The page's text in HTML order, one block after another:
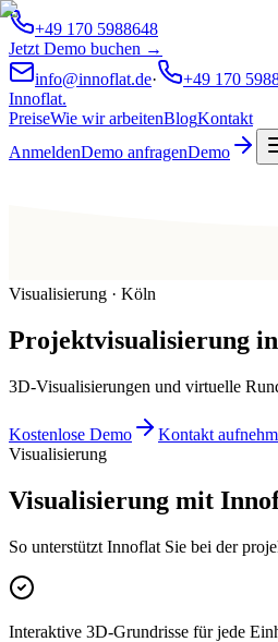
+49 170 5988648
Jetzt Demo buchen →
info@innoflat.de·
+49 170
Innoflat.
PreiseWie wir arbeitenBlogKontakt
AnmeldenDemo anfragenDemo
Visualisierung · Köln
Projektvisualisierung in
3D-Visualisierungen und virtuelle
Kostenlose Demo
Kontakt
Visualisierung
Visualisierung mit
So unterstützt Innoflat Sie bei der
Interaktive 3D-Grundrisse für jede